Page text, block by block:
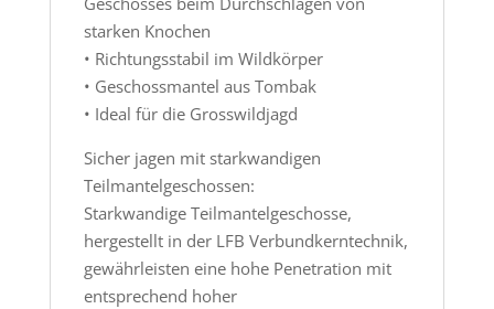
starken Knochen
• Richtungsstabil im Wildkörper
• Geschossmantel aus Tombak
• Ideal für die Grosswildjagd
Sicher jagen mit starkwandigen
Teilmantelgeschossen:
Starkwandige Teilmantelgeschosse,
hergestellt in der LFB Verbundkerntechnik,
gewährleisten eine hohe Penetration mit
entsprechend hoher